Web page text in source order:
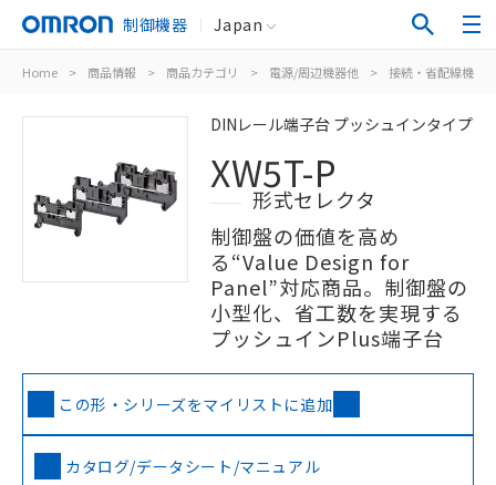
制御機器 Japan
Home > 商品情報 > 商品カテゴリ > 電源/周辺機器他 > 接続・省配線機器
DINレール端子台 プッシュインタイプ
XW5T-P
形式セレクタ
制御盤の価値を高め
る“Value Design for
Panel”対応商品。制御盤の
小型化、省工数を実現する
プッシュインPlus端子台
この形・シリーズをマイリストに追加
カタログ/データシート/マニュアル